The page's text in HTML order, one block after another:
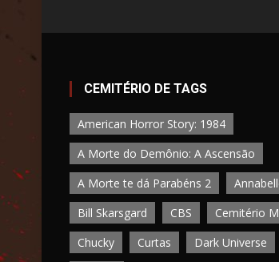
CEMITÉRIO DE TAGS
American Horror Story: 1984
A Morte do Demônio: A Ascensão
A Morte te dá Parabéns 2
Bill Skarsgard
CBS
Cemitério
Chucky
Curtas Dark Universe